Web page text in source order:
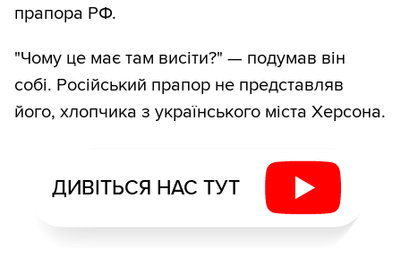
прапора РФ.
"Чому це має там висіти?" — подумав він
собі. Російський прапор не представляв
його, хлопчика з українського міста Херсона.
ДИВІТЬСЯ НАС ТУТ